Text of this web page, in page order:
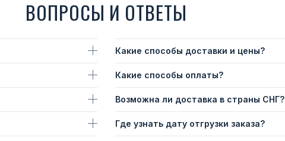
ВОПРОСЫ И ОТВЕТЫ
Какие способы доставки и цены?
Какие способы оплаты?
Возможна ли доставка в страны СНГ?
Где узнать дату отгрузки заказа?